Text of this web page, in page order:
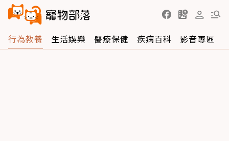
行為教養 生活娛樂 醫療保健 疾病百科 影音專區